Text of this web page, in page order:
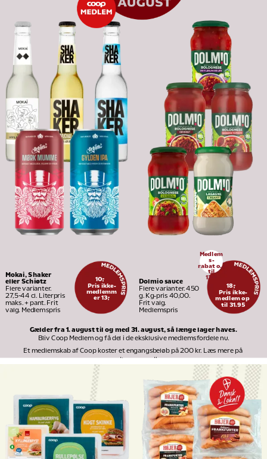
Mokai, Shaker
eller Schiøtz
Flere varianter.
27,5-44 cl. Literpris
maks. + pant. Frit
valg. Medlemspris
10,-
Pris ikke-
medlemm
er 13,-
Dolmio sauce
Flere varianter. 450
g. Kg-pris 40,00.
Frit valg.
Medlemspris
Medlem
s-
rabat op
til
13
18,-
Pris ikke-
medlem op
til 31.95
Gælder fra 1. august til og med 31. august, så længe lager haves.
Bliv Coop Medlem og få del i de eksklusive medlemsfordele nu.
Et medlemskab af Coop koster et engangsbeløb på 200 kr. Læs mere på
medlem.coop.dk